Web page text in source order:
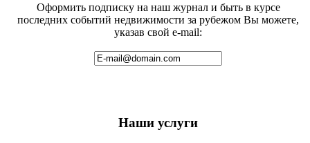
Оформить подписку на наш журнал и быть в курсе
последних событий недвижимости за рубежом Вы можете,
указав свой e-mail:
Наши услуги